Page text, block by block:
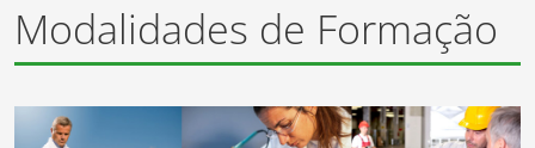
Modalidades de Formação